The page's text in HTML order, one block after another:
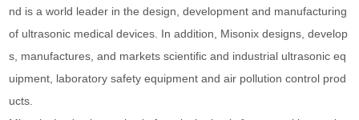
nd is a world leader in the design, development and manufacturing
of ultrasonic medical devices. In addition, Misonix designs, develop
s, manufactures, and markets scientific and industrial ultrasonic eq
uipment, laboratory safety equipment and air pollution control prod
ucts.